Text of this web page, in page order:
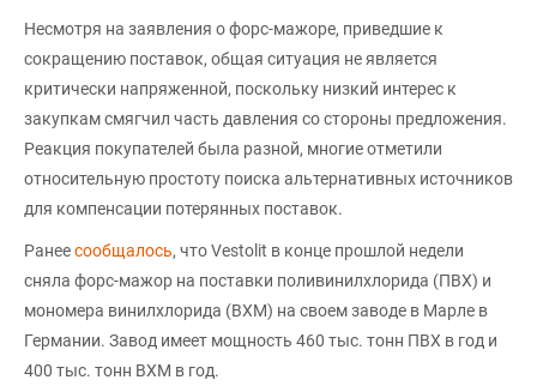
Несмотря на заявления о форс-мажоре, приведшие к
сокращению поставок, общая ситуация не является
критически напряженной, поскольку низкий интерес к
закупкам смягчил часть давления со стороны предложения.
Реакция покупателей была разной, многие отметили
относительную простоту поиска альтернативных источников
для компенсации потерянных поставок.
Ранеесообщалось, что Vestolit в конце прошлой недели
сняла форс-мажор на поставки поливинилхлорида (ПВХ) и
мономера винилхлорида (ВХМ) на своем заводе в Марле в
Германии. Завод имеет мощность 460 тыс. тонн ПВХ в год и
400 тыс. тонн ВХМ в год.